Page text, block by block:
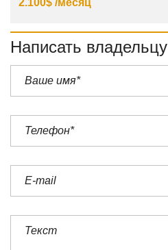
Написать владельцу